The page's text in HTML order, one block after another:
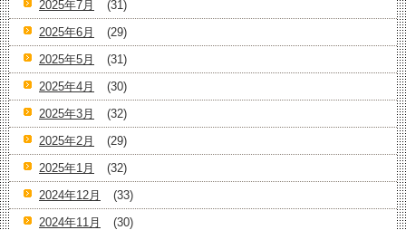
2025年7月
(31)
2025年6月
(29)
2025年5月
(31)
2025年4月
(30)
2025年3月
(32)
2025年2月
(29)
2025年1月
(32)
2024年12月
(33)
2024年11月
(30)